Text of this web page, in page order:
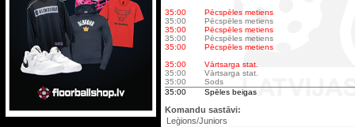
35:00
Pēcspēles metiens
35:00
Pēcspēles metiens
35:00
Pēcspēles metiens
35:00
Pēcspēles metiens
35:00
Pēcspēles metiens
35:00
Vārtsarga stat.
35:00
Vārtsarga stat.
35:00
Sods
35:00
Spēles beigas
Komandu sastāvi:
Leģions/Juniors